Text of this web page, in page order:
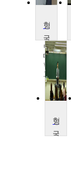
국
민
대
학
교
윤
동
호
국